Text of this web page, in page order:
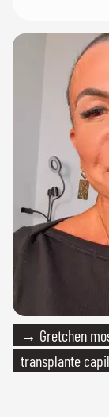
→ Gretchen
transplante